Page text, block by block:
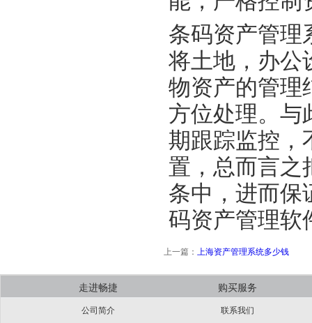
条码资产管理
将土地，办公
物资产的管理
方位处理。与
期跟踪监控，
置，总而言之
条中，进而保
码资产管理软
上一篇： 上海资产管理系统多少钱
走进畅捷
公司简介
购买服务
联系我们